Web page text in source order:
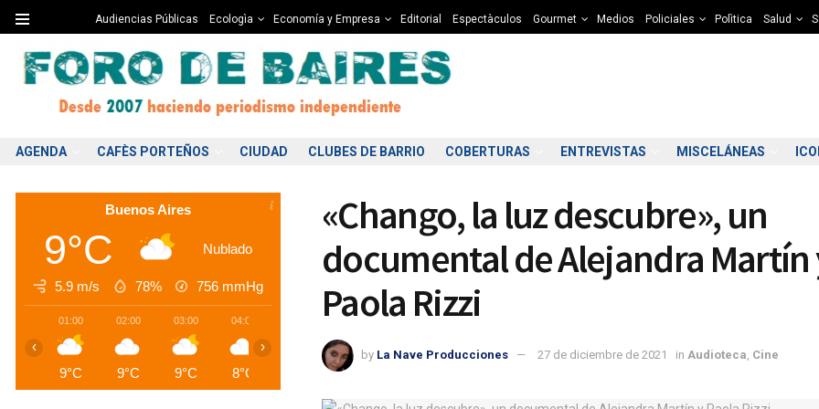
Audiencias Públicas Ecologìa Economía y Empresa Editorial Espectàculos Gourmet Medios Policiales Polìtica Salud
AGENDA CAFÈS PORTEÑOS CIUDAD CLUBES DE BARRIO COBERTURAS ENTREVISTAS MISCELÁNEAS
«Chango, la luz descubre», un
documental de Alejandra Martín
Paola Rizzi
by La Nave Producciones 27 de diciembre de 2021 in Audioteca Cine
Buenos Aires
9°C Nublado
5.9 m/s 78% 756 mmHg
01:00
9°C
02:00
9°C
03:00
9°C
04:00
8°C
06:00
8°C
‹ ›